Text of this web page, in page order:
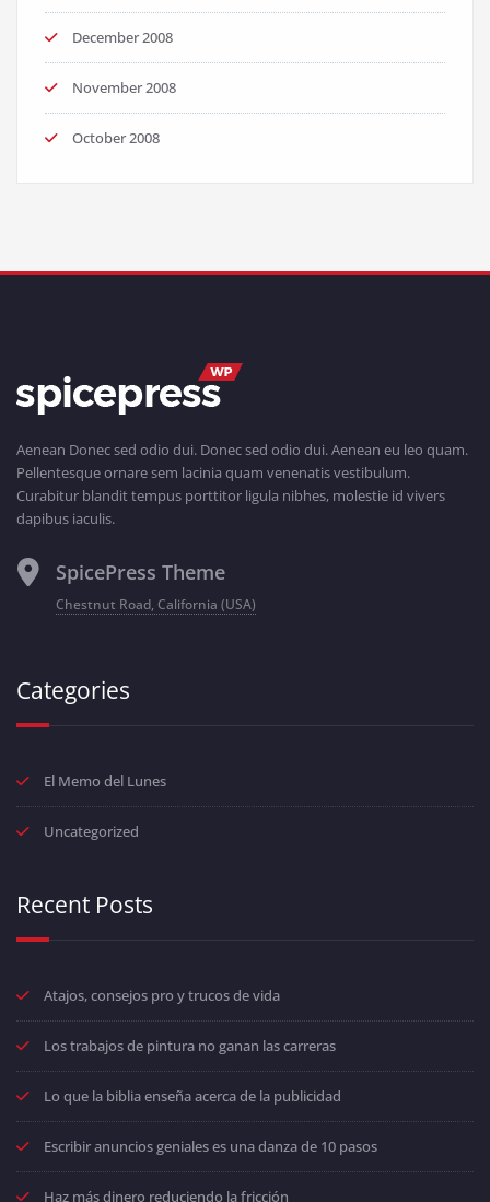
December 2008
November 2008
October 2008
Aenean Donec sed odio dui. Donec sed odio dui. Aenean eu leo quam.
Pellentesque ornare sem lacinia quam venenatis vestibulum.
Curabitur blandit tempus porttitor ligula nibhes, molestie id vivers
dapibus iaculis.
SpicePress Theme
Chestnut Road, California (USA)
Categories
El Memo del Lunes
Uncategorized
Recent Posts
Atajos, consejos pro y trucos de vida
Los trabajos de pintura no ganan las carreras
Lo que la biblia enseña acerca de la publicidad
Escribir anuncios geniales es una danza de 10 pasos
Haz más dinero reduciendo la fricción